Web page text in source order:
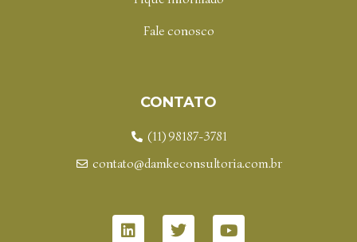
Fale conosco
CONTATO
(11) 98187-3781
contato@damkeconsultoria.com.br